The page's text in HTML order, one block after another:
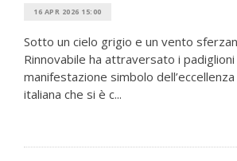
16 APR 2026 15:00
Sotto un cielo grigio e un vento
Rinnovabile ha attraversato i padiglioni
manifestazione simbolo
italiana che si è c...